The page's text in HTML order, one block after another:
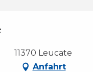
11370 Leucate
Anfahrt